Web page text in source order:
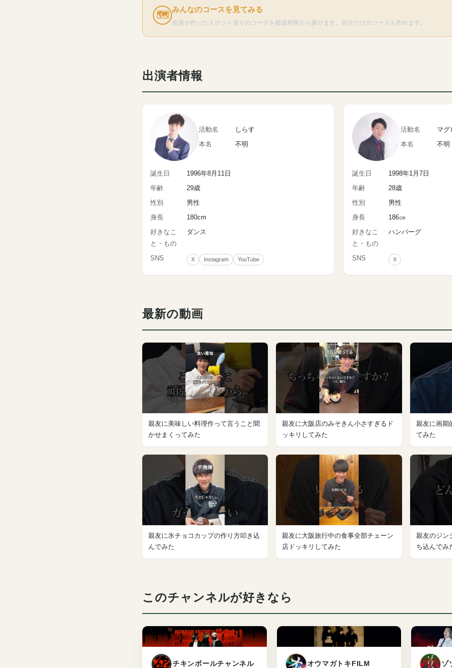
🗺
みんなのコースを見てみる
会員が作ったスポット巡りのコースを都道府県から探せます。自分だけのコースも作れます。
出演者情報
活動名
しらす
本名
不明
誕生日
1996年8月11日
年齢
29歳
性別
男性
身長
180cm
好きなこ
と・もの
ダンス
SNS X Instagram YouTube
活動名
マグ
本名
不明
誕生日
1998年1月7日
年齢
28歳
性別
男性
身長
186㎝
好きなこ
と・もの
ハンバーグ
SNS X
最新の動画
親友に美味しい料理作って言うこと聞
かせまくってみた
親友に大阪店のみそきん小さすぎるド
ッキリしてみた
親友に画期
てみた
親友に氷チョコカップの作り方叩き込
んでみた
親友に大阪旅行中の食事全部チェーン
店ドッキリしてみた
親友のジン
ち込んでみ
このチャンネルが好きなら
チキンボールチャンネル オウマガトキFILM ゾ